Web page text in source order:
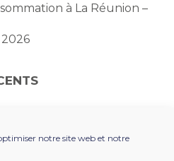
notre site web et notre
à La Réunion –